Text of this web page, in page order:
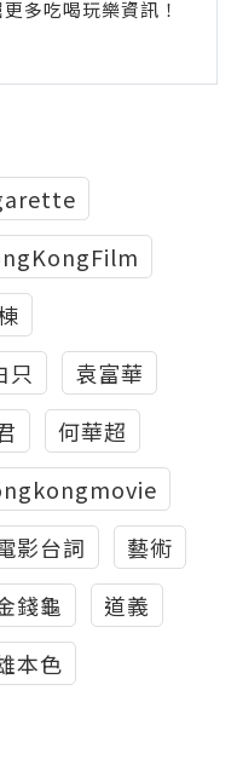
多吃喝玩樂資訊！
只
袁富華
何華超
影台詞
藝術
錢龜
道義
本色